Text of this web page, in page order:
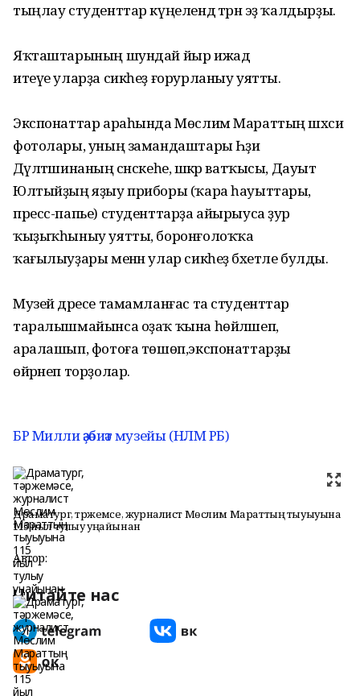
тыңлау студенттар күңелендә тәрән эҙ ҡалдырҙы.
Яҡташтарының шундай йыр ижад
итеүе уларҙа сикһеҙ ғорурланыу уятты.
Экспонаттар араһында Мөслим Мараттың шәхси
фотолары, уның замандаштары Һәҙиә
Дәүләтшинаның сәнскеһе, шәкәр ватҡысы, Дауыт
Юлтыйҙың яҙыу приборы (ҡара һауыттары,
пресс-папье) студенттарҙа айырыуса ҙур
ҡыҙыҡһыныу уятты, боронғолоҡҡа
ҡағылыуҙары менән улар сикһеҙ бәхетле булды.
Музей дәресе тамамланғас та студенттар
таралышмайынса оҙаҡ ҡына һөйләшеп,
аралашып, фотоға төшөп,экспонаттарҙы
өйрәнеп торҙолар.
БР Милли әҙәбиәт музейы (НЛМ РБ)
Драматург, тәржемәсе, журналист Мөслим Мараттың тыуыуына
115 йыл тулыу уңайынан
Автор:
Читайте нас